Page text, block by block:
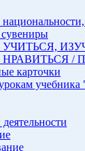
сувениры
УЧИТЬСЯ,
НРАВИТЬСЯ /
карточки